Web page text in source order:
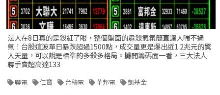
法人在8日真的是殺紅了眼，整個盤面的肅殺氣氛簡直讓人喘不過
氣！台股這波單日暴跌超過1500點，成交量更是爆出近1.2兆元的驚
人天量，可以說是標準的多殺多格局。攤開籌碼面一看，三大法人
聯手賣超高達133
聯電 仁寶 台積電 華邦電 凱基金